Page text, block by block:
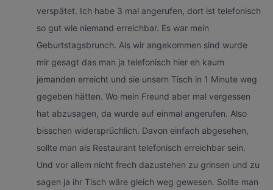
verspätet. Ich habe 3 mal angerufen, dort ist telefonisch
so gut wie niemand erreichbar. Es war mein
Geburtstagsbrunch. Als wir angekommen sind wurde
mir gesagt das man ja telefonisch hier eh kaum
jemanden erreicht und sie unsern Tisch in 1 Minute weg
gegeben hätten. Wo mein Freund aber mal vergessen
hat abzusagen, da wurde auf einmal angerufen. Also
bisschen widersprüchlich. Davon einfach abgesehen,
sollte man als Restaurant telefonisch erreichbar sein.
Und vor allem nicht frech dazustehen zu grinsen und zu
sagen ja ihr Tisch wäre gleich weg gewesen. Sollte man